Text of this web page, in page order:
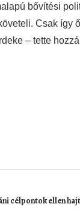
bővítési
Csak így
– tette
célpontok ellen